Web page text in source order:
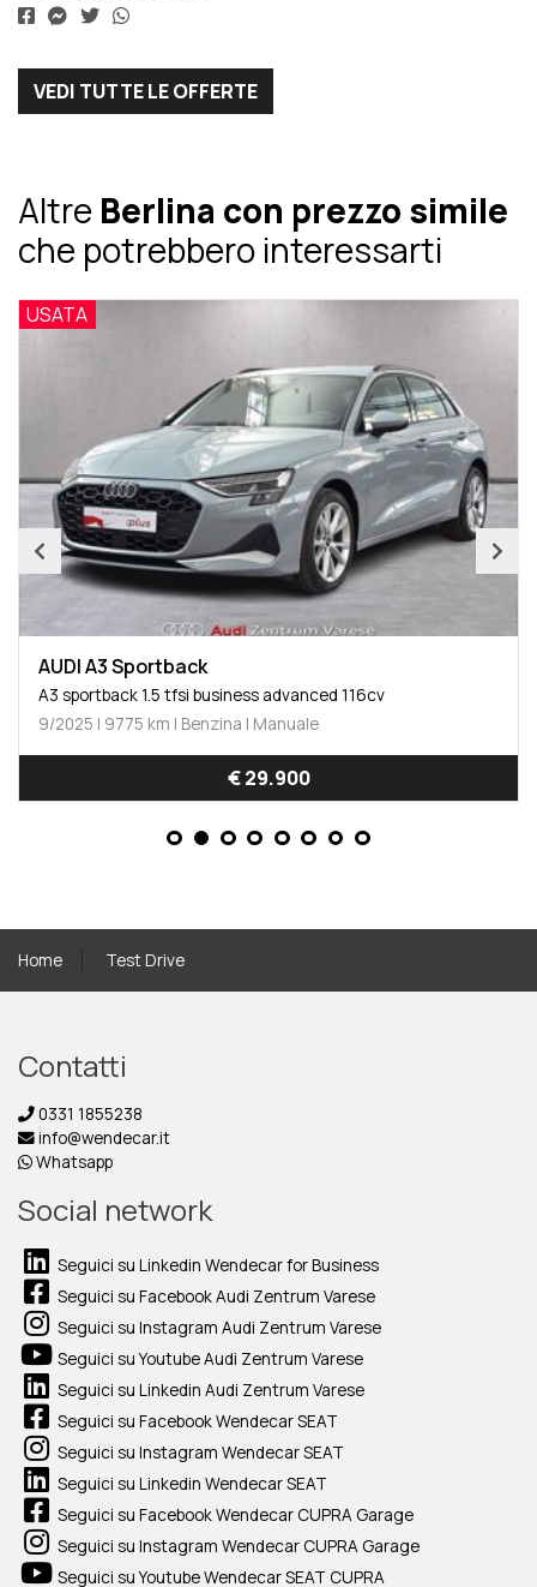
VEDI TUTTE LE OFFERTE
Altre Berlina con prezzo simile
che potrebbero interessarti
USATA
AUDI A3 Sportback
A3 sportback 1.5 tfsi business advanced 116cv
9/2025 | 9775 km | Benzina | Manuale
€ 29.900
Home Test Drive
Contatti
0331 1855238
info@wendecar.it
Whatsapp
Social network
Seguici su Linkedin Wendecar for Business
Seguici su Facebook Audi Zentrum Varese
Seguici su Instagram Audi Zentrum Varese
Seguici su Youtube Audi Zentrum Varese
Seguici su Linkedin Audi Zentrum Varese
Seguici su Facebook Wendecar SEAT
Seguici su Instagram Wendecar SEAT
Seguici su Linkedin Wendecar SEAT
Seguici su Facebook Wendecar CUPRA Garage
Seguici su Instagram Wendecar CUPRA Garage
Seguici su Youtube Wendecar SEAT CUPRA